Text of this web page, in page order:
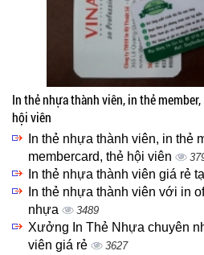
In thẻ nhựa thành viên, in thẻ
hội viên
In thẻ nhựa thành viên, in thẻ
membercard, thẻ hội viên
In thẻ nhựa thành viên giá rẻ
In thẻ nhựa thành viên với in
nhựa
3489
Xưởng In Thẻ Nhựa chuyên
viên giá rẻ
3627